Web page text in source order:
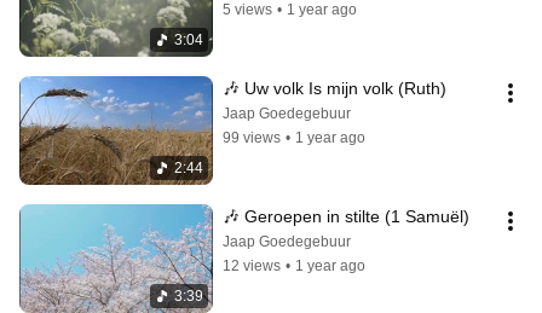
3:04
5 views • 1 year ago
2:44
🎶 Uw volk Is mijn volk (Ruth)
Jaap Goedegebuur
99 views • 1 year ago
3:39
🎶 Geroepen in stilte (1 Samuël)
Jaap Goedegebuur
12 views • 1 year ago